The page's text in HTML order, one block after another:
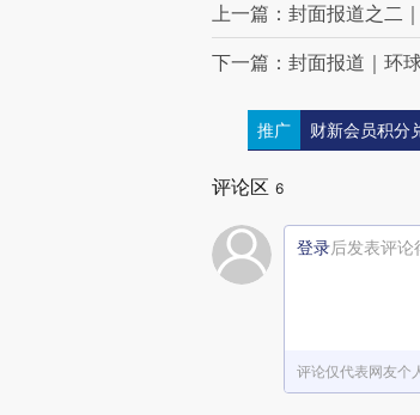
上一篇：封面报道之二
下一篇：封面报道｜环
推广 财新会员积分
评论区 6
登录后发表评论
评论仅代表网友个